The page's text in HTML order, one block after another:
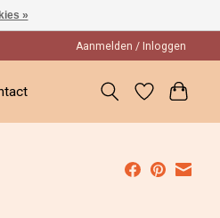
Aanmelden / Inloggen
»